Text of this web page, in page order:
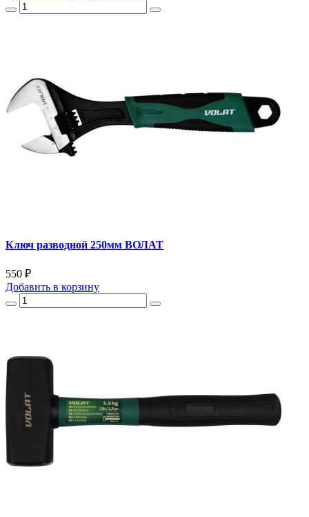
Ключ разводной 250мм ВОЛАТ
550 ₽
Добавить в корзину